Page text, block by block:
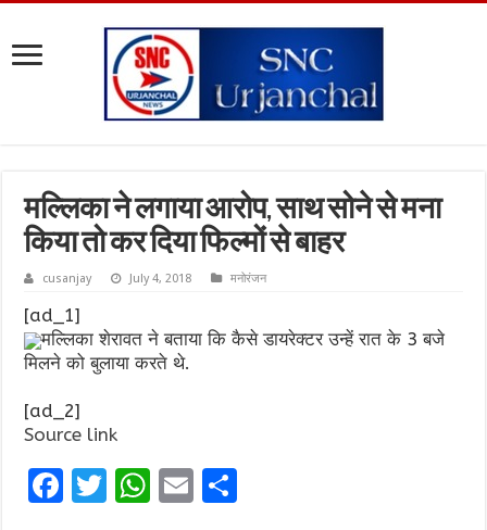
मल्लिका ने लगाया आरोप, साथ सोने से मना
किया तो कर दिया फिल्मों से बाहर
cusanjay July 4, 2018 मनोरंजन
[ad_1]
मल्लिका शेरावत ने बताया कि कैसे डायरेक्टर उन्हें रात के 3 बजे
मिलने को बुलाया करते थे.
[ad_2]
Source link
F
T
W E